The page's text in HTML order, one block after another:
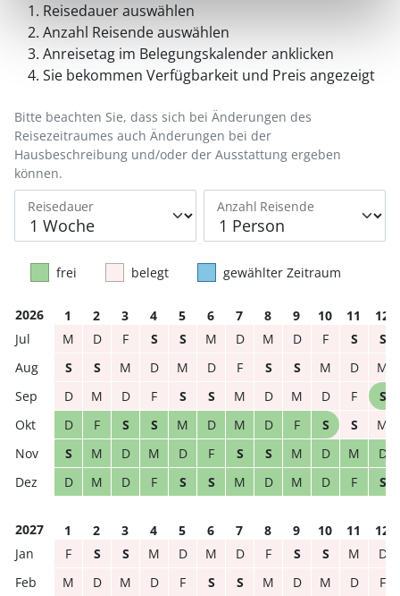
Reisedauer auswählen
Anzahl Reisende auswählen
Anreisetag im Belegungskalender anklicken
Sie bekommen Verfügbarkeit und Preis angezeigt
Reisedauer Anzahl Reisende
Bitte beachten Sie, dass sich bei Änderungen des
Reisezeitraumes auch Änderungen bei der
Hausbeschreibung und/oder der Ausstattung ergeben
können.
frei belegt gewählter Zeitraum
2026 1 2 3 4 5 6 7 8 9 10 11
12
M
D F S S M D M D F S
S
S
S M D M D F S S M D
M
D
M D F S S M D M D F
S
D
F S S M D M D F S S
M
S
M D M D F S S M D M
D
D
M D F S S M D M D F S
2027 1 2 3 4 5 6 7 8 9 10 11
12
F
S S M D M D F S S M
D
M
D M D F S S M D M D
F